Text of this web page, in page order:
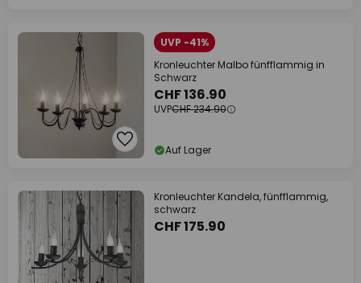
UVP -41%
Kronleuchter Malbo fünfflammig in
Schwarz
CHF 136.90
UVPCHF 234.90
Auf Lager
Kronleuchter Kandela, fünfflammig,
schwarz
CHF 175.90